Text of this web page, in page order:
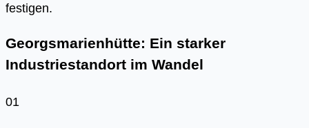
festigen.
Georgsmarienhütte: Ein starker
Industriestandort im Wandel
01